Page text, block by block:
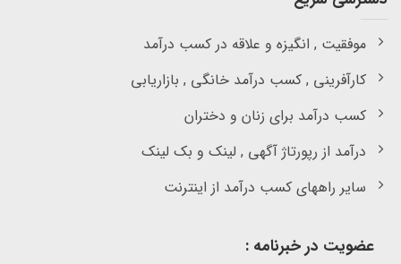
موفقیت , انگیزه و علاقه در کسب درآمد
کارآفرینی , کسب درآمد خانگی , بازاریابی
کسب درآمد برای زنان و دختران
درآمد از رپورتاژ آگهی , لینک و بک لینک
سایر راههای کسب درآمد از اینترنت
عضویت در خبرنامه :